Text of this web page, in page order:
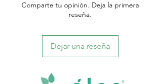
Comparte tu opinión. Deja la primera
reseña.
Dejar una reseña